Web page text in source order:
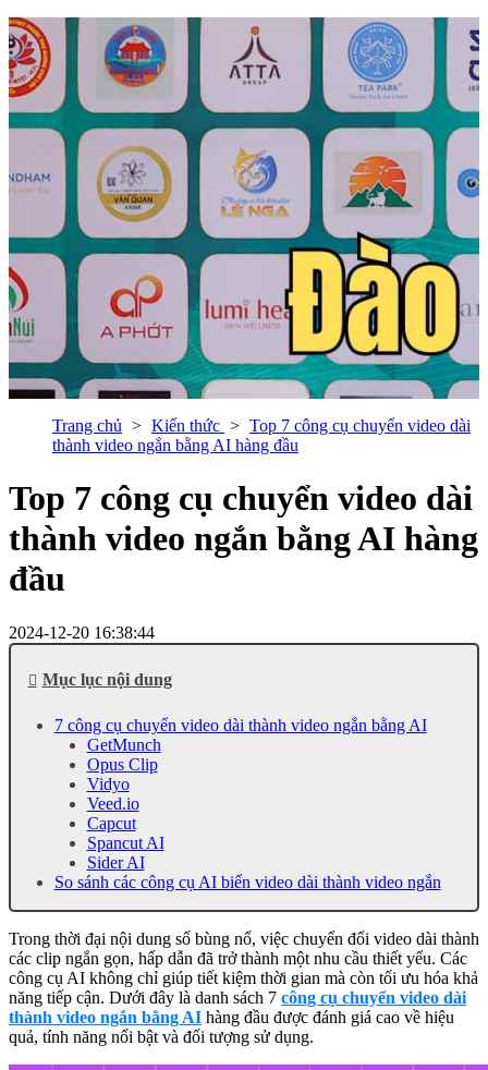
Trang chủ Kiến thức
Top 7 công cụ chuyển video dài
thành video ngắn bằng AI hàng đầu
Top 7 công cụ chuyển video dài
thành video ngắn bằng AI hàng
đầu
2024-12-20 16:38:44
Mục lục nội dung
7 công cụ chuyển video dài thành video ngắn bằng AI
GetMunch
Opus Clip
Vidyo
Veed.io
Capcut
Spancut AI
Sider AI
So sánh các công cụ AI biến video dài thành video ngắn
Trong thời đại nội dung số bùng nổ, việc chuyển đổi video dài thành
các clip ngắn gọn, hấp dẫn đã trở thành một nhu cầu thiết yếu. Các
công cụ AI không chỉ giúp tiết kiệm thời gian mà còn tối ưu hóa khả
năng tiếp cận. Dưới đây là danh sách 7 công cụ chuyển video dài
thành video ngắn bằng AI hàng đầu được đánh giá cao về hiệu
quả, tính năng nổi bật và đối tượng sử dụng.